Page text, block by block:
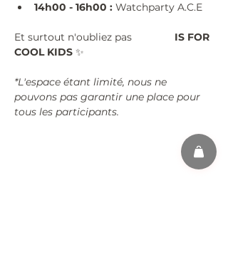
14h00 - 16h00 : Watchparty A.C.E
Et surtout n'oubliez pas
IS FOR
COOL KIDS ✨
*L'espace étant limité, nous ne
pouvons pas garantir une place pour
tous les participants.